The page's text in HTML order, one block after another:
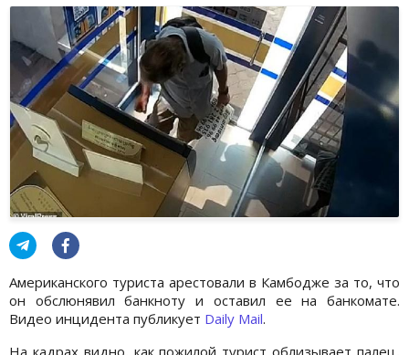
Американского туриста арестовали в Камбодже за то, что
он обслюнявил банкноту и оставил ее на банкомате.
Видео инцидента публикует Daily Mail.
На кадрах видно, как пожилой турист облизывает палец,